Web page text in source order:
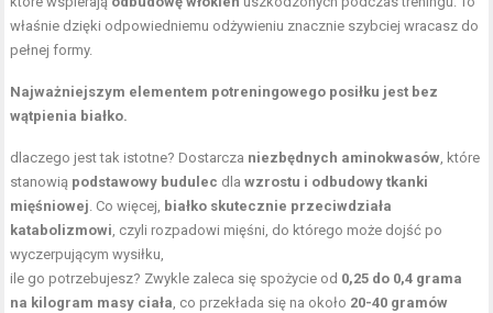
właśnie dzięki odpowiedniemu odżywieniu znacznie szybciej wracasz do
pełnej formy.
Najważniejszym elementem potreningowego posiłku jest bez
wątpienia białko.
dlaczego jest tak istotne? Dostarcza niezbędnych aminokwasów, które
stanowią podstawowy budulec dlawzrostu i odbudowy tkanki
mięśniowej. Co więcej, białko skutecznie przeciwdziała
katabolizmowi, czyli rozpadowi mięśni, do którego może dojść po
wyczerpującym wysiłku,
ile go potrzebujesz? Zwykle zaleca się spożycie od 0,25 do 0,4 grama
na kilogram masy ciała, co przekłada się na około 20-40 gramów